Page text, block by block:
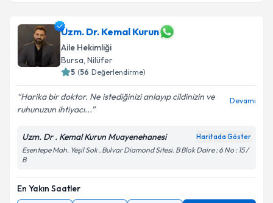
Uzm. Dr. Kemal Kurun
Aile Hekimliği
Bursa, Nilüfer
5 (56 Değerlendirme)
Harika bir doktor. Ne istediğinizi anlayıp cildinizin ve
ruhunuzun ihtiyacı...
Devamı
Uzm. Dr . Kemal Kurun Muayenehanesi Haritada Göster
Esentepe Mah. Yeşil Sok . Bulvar Diamond Sitesi. B Blok Daire : 6 No : 15 /
B
En Yakın Saatler